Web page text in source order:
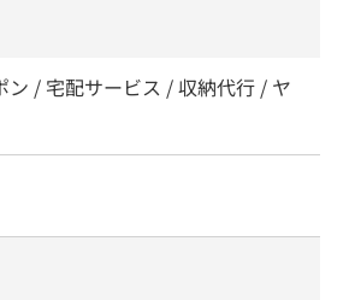
ン / 宅配サービス / 収納代行 / ヤ